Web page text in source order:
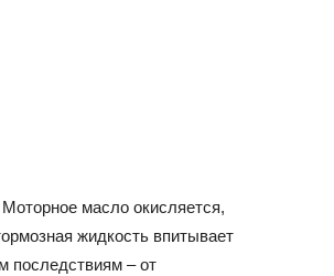
масло окисляется,
жидкость впитывает
последствиям – от